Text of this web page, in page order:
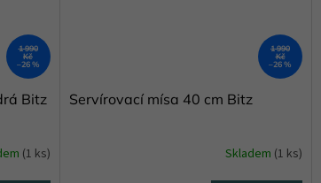
1 990
Kč
–26 %
Bitz
(1 ks)
1 990
Kč
–26 %
Servírovací mísa 40 cm Bitz
Skladem (1 ks)